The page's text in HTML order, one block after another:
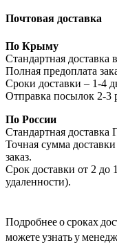
Почтовая доставка
По Крыму
Стандартная
Полная предоплата
Сроки доставки – 1-4
Отправка посылок 2-3
По России
Стандартная
Точная сумма доставки
заказ.
Срок доставки от 2 до
удаленности).
Подробнее о сроках
можете узнать у